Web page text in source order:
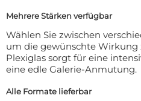
Mehrere Stärken verfügbar
Wählen Sie zwischen
um die gewünschte Wirkung
Plexiglas sorgt für eine
eine edle Galerie-Anmutung.
Alle Formate lieferbar